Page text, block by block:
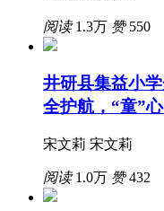
阅读1.3万 赞550
井研县集益小
全护航，“童”
宋文莉 宋文莉
阅读1.0万 赞432